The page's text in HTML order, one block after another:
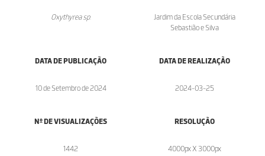
Oxythyrea sp.
Jardim da Escola Secundária
Sebastião e Silva
DATA DE PUBLICAÇÃO
10 de Setembro de 2024
DATA DE REALIZAÇÃO
2024-03-25
Nº DE VISUALIZAÇÕES
1442
RESOLUÇÃO
4000px X 3000px